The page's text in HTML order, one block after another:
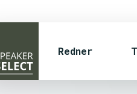
Redner